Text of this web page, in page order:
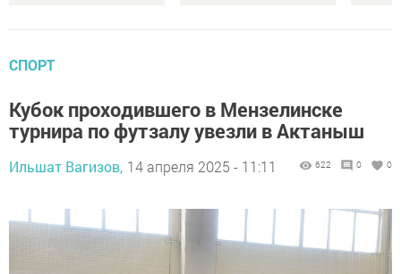
СПОРТ
Кубок проходившего в Мензелинске
турнира по футзалу увезли в Актаныш
Ильшат Вагизов, 14 апреля 2025 - 11:11 622 0 0